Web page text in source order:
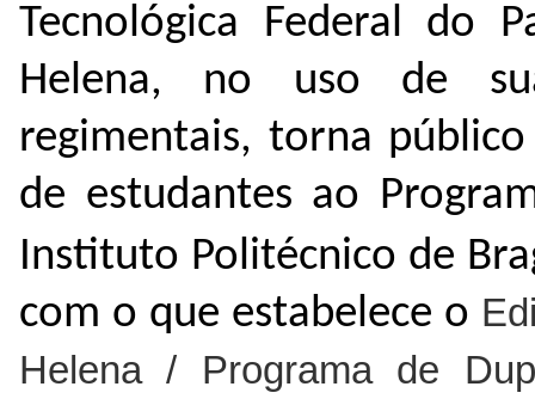
Tecnológica Federal do
Helena, no uso de
regimentais, torna público
de estudantes ao
Instituto Politécnico de
com o que estabelece o
Helena / Programa de